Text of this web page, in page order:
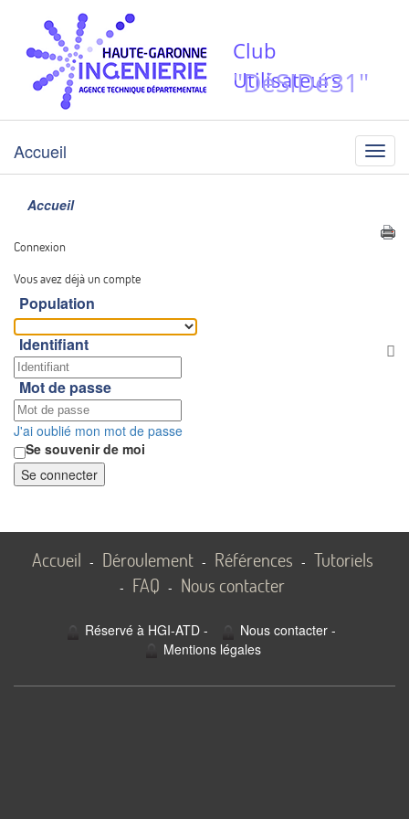
Club
Utilisateurs
"DéSIDé31"
Menu
Accueil
Accueil
Connexion
Vous avez déjà un compte
Population
Identifiant
Mot de passe
J'ai oublié mon mot de passe
Se souvenir de moi
Se connecter
Accueil - Déroulement - Références - Tutoriels
- FAQ - Nous contacter
Réservé à HGI-ATD- Nous contacter-
Mentions légales